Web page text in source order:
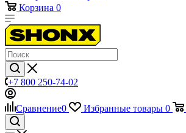
Корзина 0
+7 800 250-74-02
Сравнение0 Избранные товары 0